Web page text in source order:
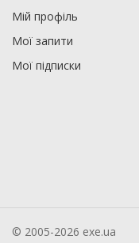
Мій профіль
Мої запити
Мої підписки
© 2005-2026 exe.ua